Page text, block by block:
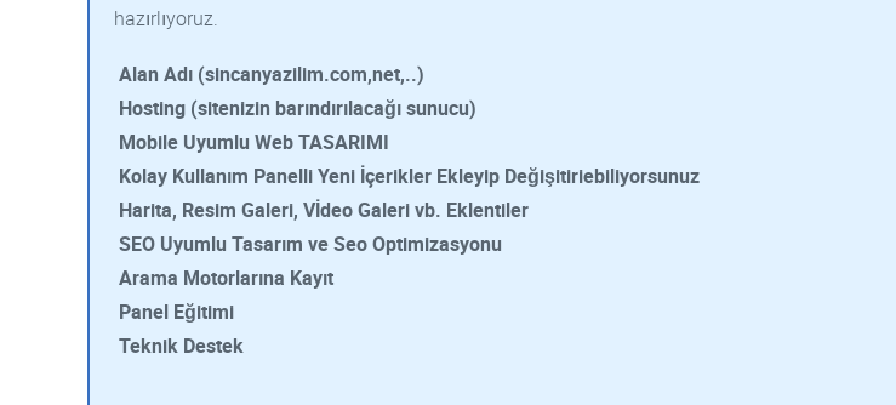
hazırlıyoruz.
Alan Adı (sincanyazilim.com,net,..)
Hosting (sitenizin barındırılacağı sunucu)
Mobile Uyumlu Web TASARIMI
Kolay Kullanım Panelli Yeni İçerikler Ekleyip Değişitiriebiliyorsunuz
Harita, Resim Galeri, Vİdeo Galeri vb. Eklentiler
SEO Uyumlu Tasarım ve Seo Optimizasyonu
Arama Motorlarına Kayıt
Panel Eğitimi
Teknik Destek